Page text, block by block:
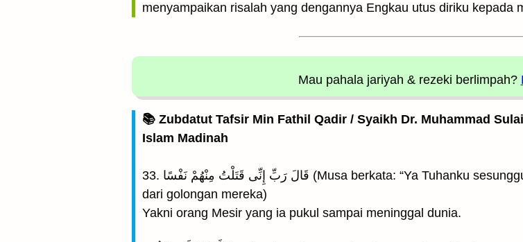
menyampaikan risalah yang dengannya Engkau utus diriku kepada
Mau pahala jariyah & rezeki berlimpah?
📚 Zubdatut Tafsir Min Fathil Qadir / Syaikh Dr. Muhammad
Islam Madinah
33. قَالَ رَبِّ إِنِّى قَتَلْتُ مِنْهُمْ نَفْسًا (Musa berkata: “Ya Tuhanku sesungguhnya aku, telah membunuh seorang manusia
dari golongan mereka)
Yakni orang Mesir yang ia pukul sampai meninggal dunia.